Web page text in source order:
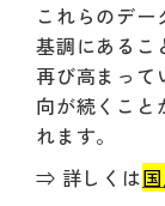
これらのデ
基調にあるこ
再び高まって
向が続くこと
れます。
⇒ 詳しくは